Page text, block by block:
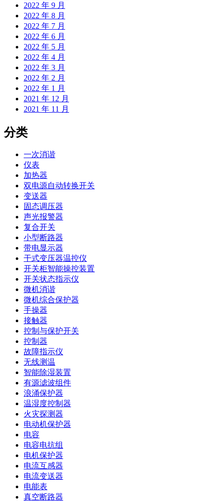
2022 年 9 月
2022 年 8 月
2022 年 7 月
2022 年 6 月
2022 年 5 月
2022 年 4 月
2022 年 3 月
2022 年 2 月
2022 年 1 月
2021 年 12 月
2021 年 11 月
分类
一次消谐
仪表
加热器
双电源自动转换开关
变送器
固态调压器
声光报警器
复合开关
小型断路器
带电显示器
干式变压器温控仪
开关柜智能操控装置
开关状态指示仪
微机消谐
微机综合保护器
手操器
接触器
控制与保护开关
控制器
故障指示仪
无线测温
智能除湿装置
有源滤波组件
浪涌保护器
温湿度控制器
火灾探测器
电动机保护器
电容
电容电抗组
电机保护器
电流互感器
电流变送器
电能表
真空断路器